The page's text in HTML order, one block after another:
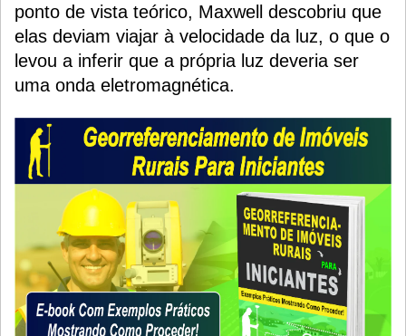
ponto de vista teórico, Maxwell descobriu que
elas deviam viajar à velocidade da luz, o que o
levou a inferir que a própria luz deveria ser
uma onda eletromagnética.